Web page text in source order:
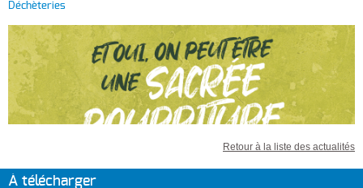
Déchèteries
Retour à la liste des actualités
À télécharger